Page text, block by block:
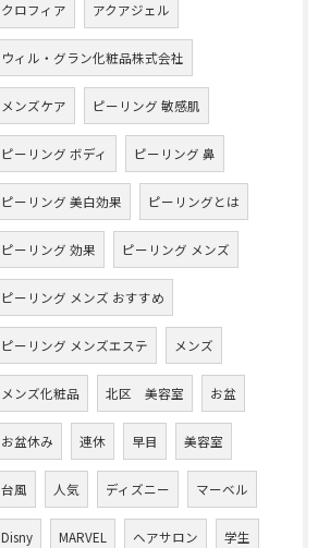
クロフィア アクアジェル
ウィル・グラン化粧品株式会社
メンズケア ピーリング 敏感肌
ピーリング ボディ ピーリング 鼻
ピーリング 美白効果 ピーリングとは
ピーリング 効果 ピーリング メンズ
ピーリング メンズ おすすめ
ピーリング メンズエステ メンズ
メンズ化粧品 北区 美容室 お盆
お盆休み 連休 早目 美容室
台風 人気 ディズニー マーベル
Disny MARVEL ヘアサロン 学生